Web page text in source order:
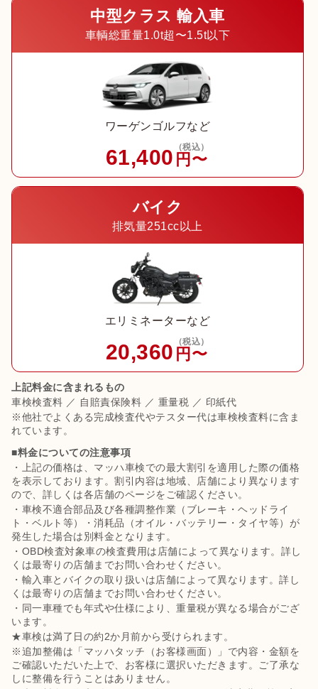
中型クラス 輸入車
車輌総重量1.0t超〜1.5t以下
ワーゲンゴルフなど
61,400 （税込）
円〜
バイク
排気量251cc以上
エリミネーターなど
20,360 （税込）
円〜
上記料金に含まれるもの
車検検査料 ／ 自賠責保険料 ／ 重量税 ／ 印紙代
※他社でよくある完成検査代やテスター代は車検検査料に含ま
れています。
■料金についての注意事項
・上記の価格は、マッハ車検での最大割引を適用した際の価格
を表示しております。割引内容は地域、店舗により異なります
ので、詳しくは各店舗のページをご確認ください。
・車検不適合部品及び各種調整作業（ブレーキ・ヘッドライ
ト・ベルト等）・消耗品（オイル・バッテリー・タイヤ等）が
発生した場合は別料金となります。
・OBD検査対象車の検査費用は店舗によって異なります。詳し
くは最寄りの店舗までお問い合わせください。
・輸入車とバイクの取り扱いは店舗によって異なります。詳し
くは最寄りの店舗までお問い合わせください。
・同一車種でも年式や仕様により、重量税が異なる場合がござ
います。
★車検は満了日の約2か月前から受けられます。
※追加整備は「マッハタッチ（お客様画面）」で内容・金額を
ご確認いただいた上で、お客様に選択いただきます。ご了承な
しに整備を行うことはありません。